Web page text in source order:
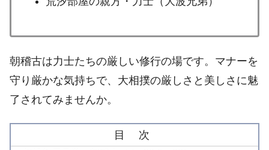
朝稽古は力士たちの厳しい修行の場です。マナーを
守り厳かな気持ちで、大相撲の厳しさと美しさに魅
了されてみませんか。
目 次